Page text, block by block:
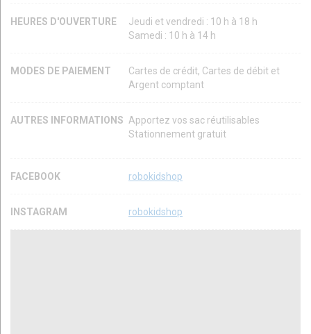
HEURES D'OUVERTURE
Jeudi et vendredi : 10 h à 18 h
Samedi : 10 h à 14 h
MODES DE PAIEMENT
Cartes de crédit, Cartes de débit et
Argent comptant
AUTRES INFORMATIONS Apportez vos sac réutilisables
Stationnement gratuit
FACEBOOK robokidshop
INSTAGRAM robokidshop